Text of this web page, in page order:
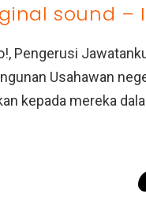
sound –
Pengerusi
Usahawan
kepada mereka